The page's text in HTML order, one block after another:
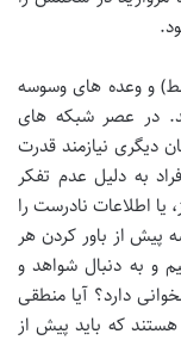
و وعده های وسوسه
در عصر شبکه های
دیگری نیازمند قدرت
به دلیل عدم تفکر
یا اطلاعات نادرست را
پیش از باور کردن هر
و به دنبال شواهد و
دارد؟ آیا منطقی
که باید پیش از